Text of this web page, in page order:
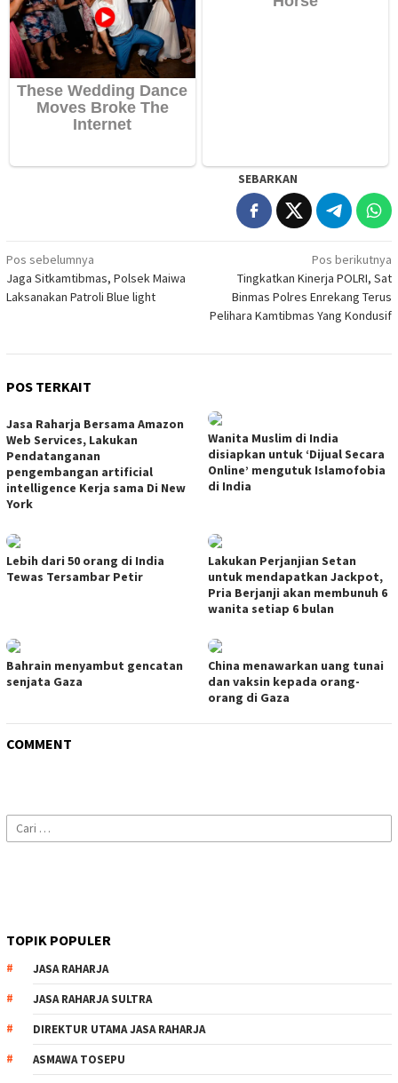
SEBARKAN
Navigasi
pos
Pos sebelumnya
Jaga Sitkamtibmas, Polsek Maiwa
Laksanakan Patroli Blue light
Pos berikutnya
Tingkatkan Kinerja POLRI, Sat
Binmas Polres Enrekang Terus
Pelihara Kamtibmas Yang Kondusif
POS TERKAIT
Jasa Raharja Bersama Amazon
Web Services, Lakukan
Pendatanganan
pengembangan artificial
intelligence Kerja sama Di New
York
Wanita Muslim di India
disiapkan untuk ‘Dijual Secara
Online’ mengutuk Islamofobia
di India
Lebih dari 50 orang di India
Tewas Tersambar Petir
Lakukan Perjanjian Setan
untuk mendapatkan Jackpot,
Pria Berjanji akan membunuh 6
wanita setiap 6 bulan
Bahrain menyambut gencatan
senjata Gaza
China menawarkan uang tunai
dan vaksin kepada orang-
orang di Gaza
COMMENT
Cari
untuk:
TOPIK POPULER
JASA RAHARJA
JASA RAHARJA SULTRA
DIREKTUR UTAMA JASA RAHARJA
ASMAWA TOSEPU